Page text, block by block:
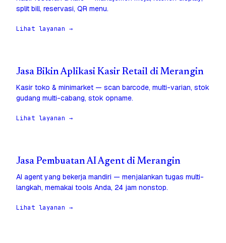
split bill, reservasi, QR menu.
Lihat layanan →
Jasa Bikin Aplikasi Kasir Retail di Merangin
Kasir toko & minimarket — scan barcode, multi-varian, stok
gudang multi-cabang, stok opname.
Lihat layanan →
Jasa Pembuatan AI Agent di Merangin
AI agent yang bekerja mandiri — menjalankan tugas multi-
langkah, memakai tools Anda, 24 jam nonstop.
Lihat layanan →